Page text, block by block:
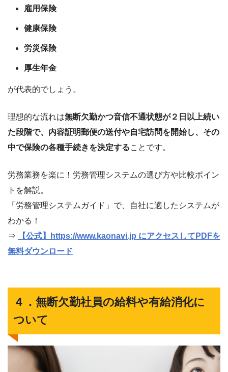
雇用保険
健康保険
労災保険
厚生年金
が代表的でしょう。
理想的な流れは無断欠勤かつ音信不通状態が２日以上続い
た段階で、内容証明郵便の送付や自宅訪問を開始し、その
中で保険の各種手続きを決定することです。
労務業務を楽に！労務管理システムの選び方や比較ポイン
トを解説。
「労務管理システムガイド」で、自社に適したシステムが
わかる！
⇒
【公式】https://www.kaonavi.jp にアクセスしてPDFを
無料ダウンロード
４．無断欠勤社員の給料や有給消化に
ついて